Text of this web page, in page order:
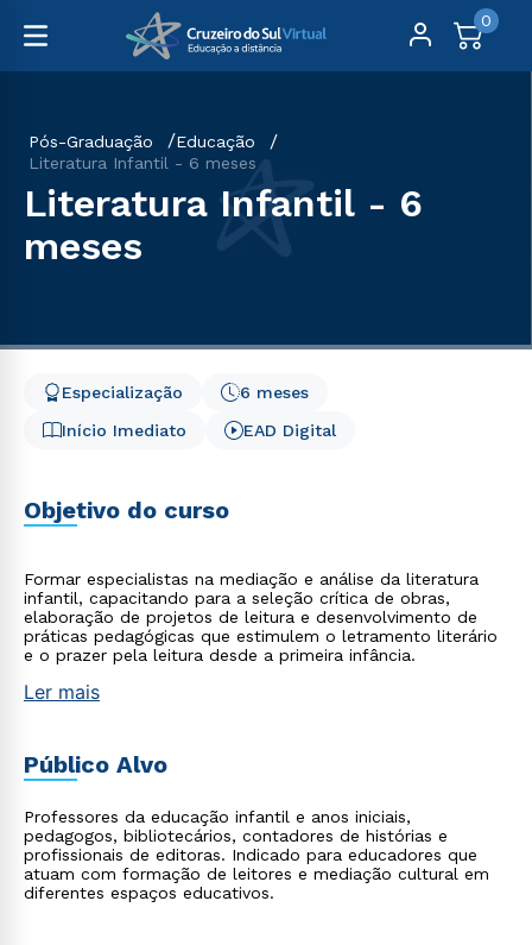
0
Pós-Graduação
Educação
Literatura Infantil - 6 meses
Literatura Infantil - 6
meses
Início Imediato
6 meses
Especialização
EAD Digital
Objetivo do curso
Formar especialistas na mediação e análise da literatura
infantil, capacitando para a seleção crítica de obras,
elaboração de projetos de leitura e desenvolvimento de
práticas pedagógicas que estimulem o letramento literário
e o prazer pela leitura desde a primeira infância.
Ler mais
Público Alvo
Professores da educação infantil e anos iniciais,
pedagogos, bibliotecários, contadores de histórias e
profissionais de editoras. Indicado para educadores que
atuam com formação de leitores e mediação cultural em
diferentes espaços educativos.